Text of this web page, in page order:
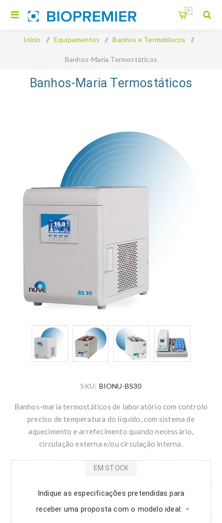
0
Início / Equipamentos / Banhos e Termoblocos /
Banhos-Maria Termostáticos
Banhos-Maria Termostáticos
SKU: BIONU-BS30
Banhos-maria termostáticos de laboratório com controlo
preciso de temperatura do líquido, com sistema de
aquecimento e arrefecimento quando necessário,
circulação externa e/ou circulação interna.
Indique as especificações pretendidas para
receber uma proposta com o modelo ideal: *
EM STOCK